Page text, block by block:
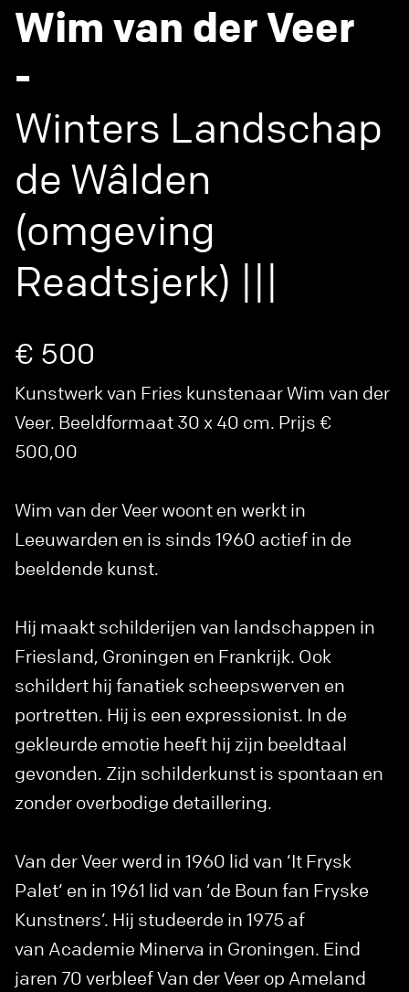
Wim van der Veer
-
Winters Landschap
de Wâlden
(omgeving
Readtsjerk) |||
€ 500
Kunstwerk van Fries kunstenaar Wim van der
Veer. Beeldformaat 30 x 40 cm. Prijs €
500,00
Wim van der Veer woont en werkt in
Leeuwarden en is sinds 1960 actief in de
beeldende kunst.
Hij maakt schilderijen van landschappen in
Friesland, Groningen en Frankrijk. Ook
schildert hij fanatiek scheepswerven en
portretten. Hij is een expressionist. In de
gekleurde emotie heeft hij zijn beeldtaal
gevonden. Zijn schilderkunst is spontaan en
zonder overbodige detaillering.
Van der Veer werd in 1960 lid van ‘It Frysk
Palet‘ en in 1961 lid van ‘de Boun fan Fryske
Kunstners’. Hij studeerde in 1975 af
van Academie Minerva in Groningen. Eind
jaren 70 verbleef Van der Veer op Ameland